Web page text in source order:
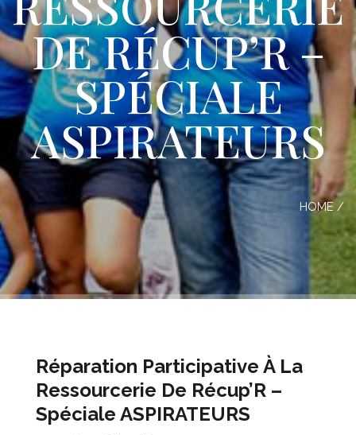
DE RÉCUP’R –
SPÉCIALE
ASPIRATEURS
HOME /
Réparation Participative À La
Ressourcerie De Récup’R –
Spéciale ASPIRATEURS